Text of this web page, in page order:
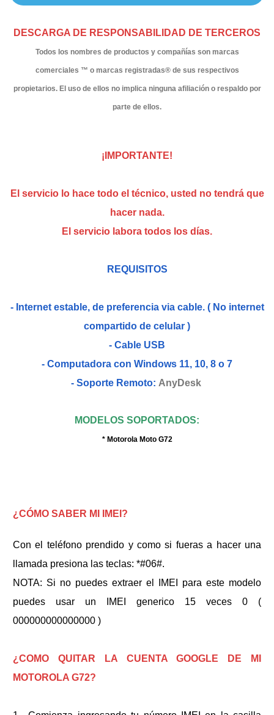
DESCARGA DE RESPONSABILIDAD DE TERCEROS
Todos los nombres de productos y compañías son marcas
comerciales ™ o marcas registradas® de sus respectivos
propietarios. El uso de ellos no implica ninguna afiliación o respaldo por
parte de ellos.
¡IMPORTANTE!
El servicio lo hace todo el técnico, usted no tendrá que
hacer nada.
El servicio labora todos los días.
REQUISITOS
- Internet estable, de preferencia via cable. ( No internet
compartido de celular )
- Cable USB
- Computadora con Windows 11, 10, 8 o 7
- Soporte Remoto: AnyDesk
MODELOS SOPORTADOS:
* Motorola Moto G72
¿CÓMO SABER MI IMEI?
Con el teléfono prendido y como si fueras a hacer una
llamada presiona las teclas: *#06#.
NOTA: Si no puedes extraer el IMEI para este modelo
puedes usar un IMEI generico 15 veces 0 (
000000000000000 )
¿COMO QUITAR LA CUENTA GOOGLE DE MI
MOTOROLA G72?